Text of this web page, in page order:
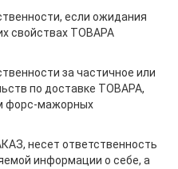
если ожидания
свойствах ТОВАРА
за частичное или
по доставке ТОВАРА,
форс-мажорных
несет ответственность
информации о себе, а